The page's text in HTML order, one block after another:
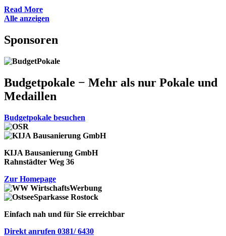
Read More
Alle anzeigen
Sponsoren
Budgetpokale − Mehr als nur Pokale und
Medaillen
Budgetpokale besuchen
KIJA Bausanierung GmbH
Rahnstädter Weg 36
Zur Homepage
Einfach nah und für Sie erreichbar
Direkt anrufen 0381/ 6430